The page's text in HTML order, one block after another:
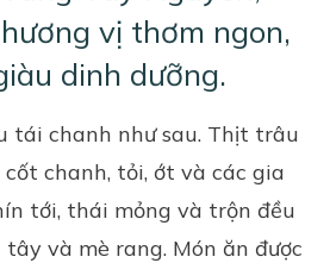
vị thơm ngon,
dinh dưỡng.
tái chanh như sau. Thịt trâu
cốt chanh, tỏi, ớt và các gia
tới, thái mỏng và trộn đều
tây và mè rang. Món ăn được